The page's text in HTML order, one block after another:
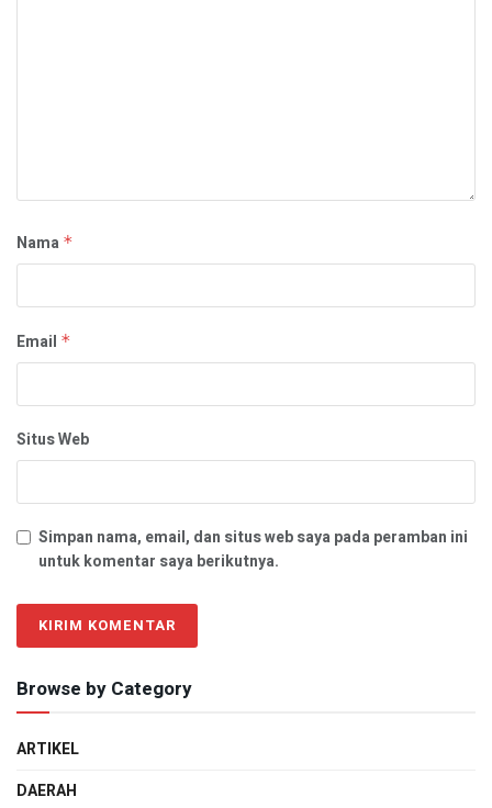
Nama *
Email *
Situs Web
Simpan nama, email, dan situs web saya pada peramban ini
untuk komentar saya berikutnya.
Browse by Category
ARTIKEL
DAERAH